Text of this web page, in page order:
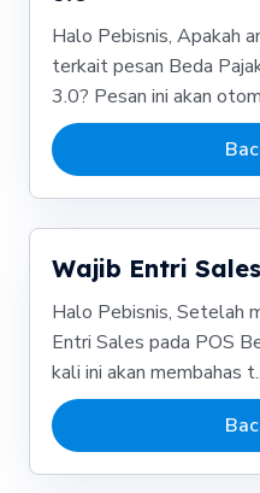
Halo Pebisnis, Apakah
terkait pesan Beda
3.0? Pesan ini akan
Wajib Entri
Halo Pebisnis, Setelah
Entri Sales pada POS
kali ini akan membahas